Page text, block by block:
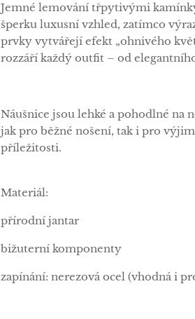
Jemné lemování třpytivými
šperku luxusní vzhled, zatímco
prvky vytvářejí efekt „ohnivého
rozzáří každý outfit – od
Náušnice jsou lehké a pohodlné na
jak pro běžné nošení, tak i pro
příležitosti.
Materiál:
přírodní jantar
bižuterní komponenty
zapínání: nerezová ocel (vhodná i